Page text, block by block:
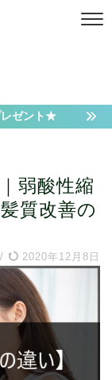
レゼント★
弱酸性縮
質改善の
/ 2020年12月8日